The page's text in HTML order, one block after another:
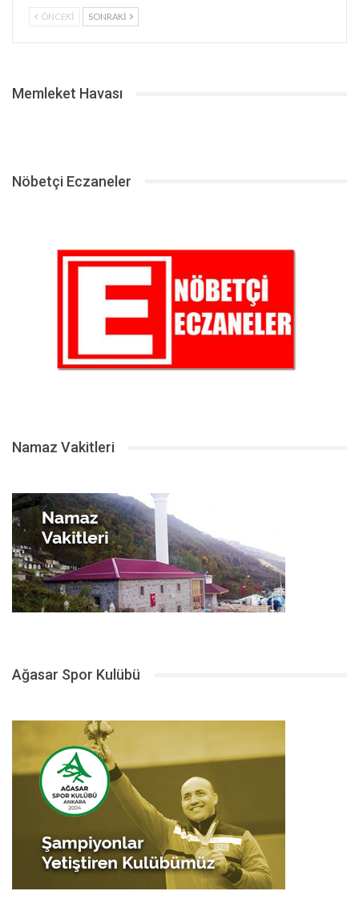
ÖNCEKI SONRAKI
Memleket Havası
Nöbetçi Eczaneler
Namaz Vakitleri
Ağasar Spor Kulübü